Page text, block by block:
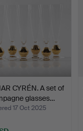
CYRÉN. A set of
glasses…
17 Oct 2025